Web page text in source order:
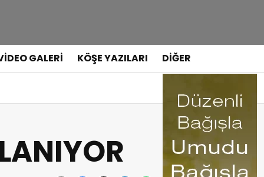
GALERİ KÖŞE YAZILARI DİĞER